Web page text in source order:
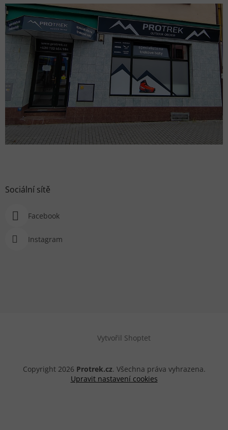
Sociální sítě
Facebook
Instagram
Vytvořil Shoptet
Copyright 2026 Protrek.cz. Všechna práva vyhrazena.
Upravit nastavení cookies